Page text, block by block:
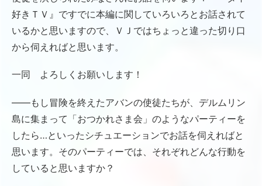
好きＴＶ』ですでに本編に関していろいろとお話されて
いるかと思いますので、ＶＪではちょっと違った切り口
から伺えればと思います。
一同 よろしくお願いします！
――もし冒険を終えたアバンの使徒たちが、デルムリン
島に集まって「おつかれさま会」のようなパーティーを
したら…といったシチュエーションでお話を伺えればと
思います。そのパーティーでは、それぞれどんな行動を
していると思いますか？